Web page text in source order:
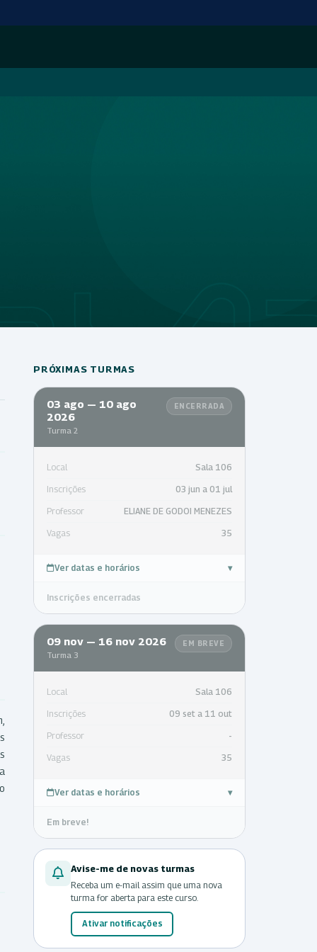
PRÓXIMAS TURMAS
03 ago — 10 ago
2026
Turma 2
ENCERRADA
Local Sala 106
Inscrições 03 jun a 01 jul
Professor ELIANE DE GODOI MENEZES
Vagas 35
Ver datas e horários ▾
Inscrições encerradas
09 nov — 16 nov 2026
Turma 3
EM BREVE
Local Sala 106
Inscrições 09 set a 11 out
Professor -
Vagas 35
Ver datas e horários ▾
Em breve!
Avise-me de novas turmas
Receba um e-mail assim que uma nova
turma for aberta para este curso.
Ativar notificações